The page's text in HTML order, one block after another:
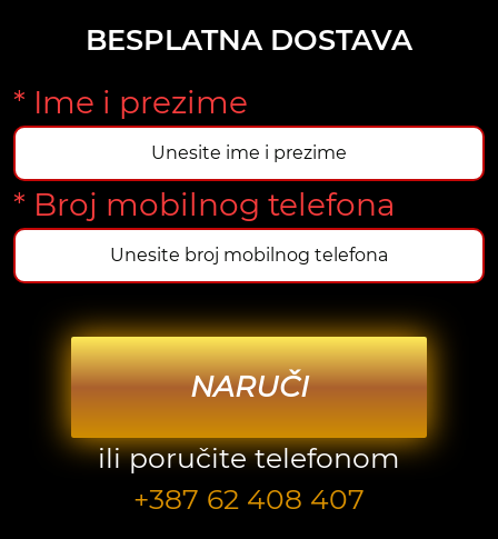
BESPLATNA DOSTAVA
* Ime i prezime
* Broj mobilnog telefona
NARUČI
ili poručite telefonom
+387 62 408 407